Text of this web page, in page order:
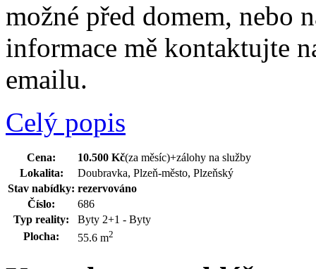
možné před domem, nebo
informace mě kontaktujte
emailu.
Celý popis
Cena: 10.500 Kč(za měsíc)+zálohy na služby
Lokalita:
Doubravka, Plzeň-město, Plzeňský
Stav nabídky: rezervováno
Číslo:
686
Typ reality:
Byty 2+1 - Byty
Plocha:
55.6 m2